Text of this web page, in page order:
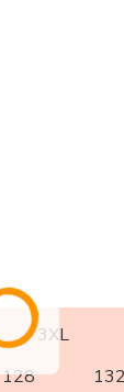
3XL
128 132